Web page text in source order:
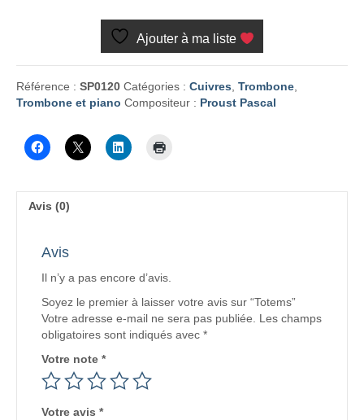
Ajouter à ma liste
Référence : SP0120 Catégories : Cuivres, Trombone,
Trombone et piano Compositeur : Proust Pascal
Avis (0)
Avis
Il n’y a pas encore d’avis.
Soyez le premier à laisser votre avis sur “Totems”
Votre adresse e-mail ne sera pas publiée. Les champs
obligatoires sont indiqués avec *
Votre note *
Votre avis *